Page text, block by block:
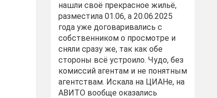
нашли своё прекрасное жильё,
разместила 01.06, а 20.06.2025
года уже договаривались с
собственником о просмотре и
сняли сразу же, так как обе
стороны всё устроило. Чудо, без
комиссий агентам и не понятным
агентствам. Искала на ЦИАНе, на
АВИТО вообще оказались